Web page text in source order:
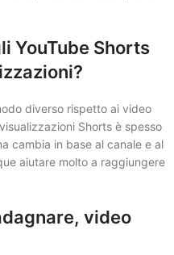
YouTube Shorts
diverso rispetto ai video
Shorts è spesso
cambia in base al canale e al
aiutare molto a raggiungere
video